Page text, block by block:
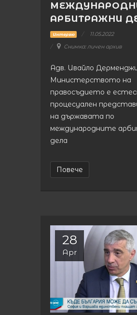
АРБИТРАЖНИ
Интервю
11.05.2022
Снимка: личен архив
Адв. Ивайло
Министерството на
правосъдието е
процесуален
на държавата по
международните
дела
Повече
28
Apr